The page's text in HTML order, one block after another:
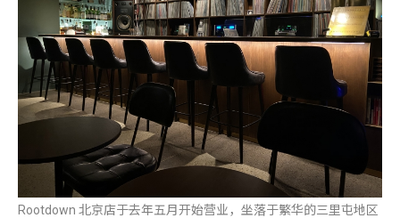
Rootdown 北京店于去年五月开始营业，坐落于繁华的三里屯地区